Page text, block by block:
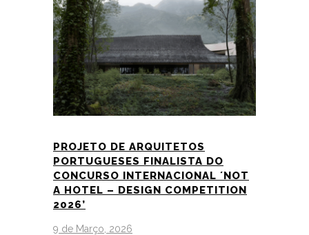
PROJETO DE ARQUITETOS
PORTUGUESES FINALISTA DO
CONCURSO INTERNACIONAL ´NOT
A HOTEL – DESIGN COMPETITION
2026’
9 de Março, 2026